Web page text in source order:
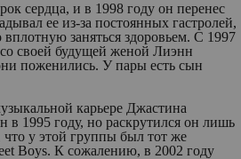
сердца, и в 1998 году он перенес
ее из-за постоянных гастролей,
заняться здоровьем. С 1997
своей будущей женой Лиэнн
поженились. У пары есть сын
карьере Джастина
в 1995 году, но раскрутился он лишь
у этой группы был тот же
Boys. К сожалению, в 2002 году